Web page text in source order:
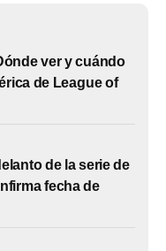
ver y cuándo
de League of
de la serie de
fecha de